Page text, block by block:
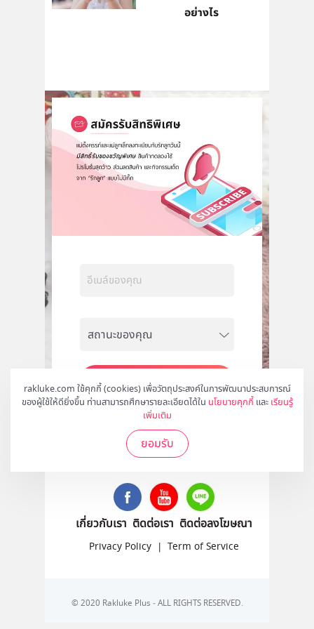
rakluke.com ใช้คุกกี้ (cookies) เพื่อวัตถุประสงค์ในการพัฒนาประสบการณ์
ของผู้ใช้ให้ดียิ่งขึ้น ท่านสามารถศึกษารายละเอียดได้ใน นโยบายคุกกี้ และ เรียนรู้
เพิ่มเติม
ยอมรับ
อย่างไร
สมัคร
ติดตามเราได้ที่
เกี่ยวกับเรา ติดต่อเรา ติดต่อลงโฆษณา
Privacy Policy | Term of Service
© 2020 Rakluke Plus - ALL RIGHTS RESERVED.